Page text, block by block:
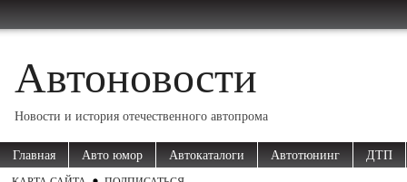
Автоновости
Новости и история отечественного автопрома
Главная Авто юмор Автокаталоги Автотюнинг ДТП